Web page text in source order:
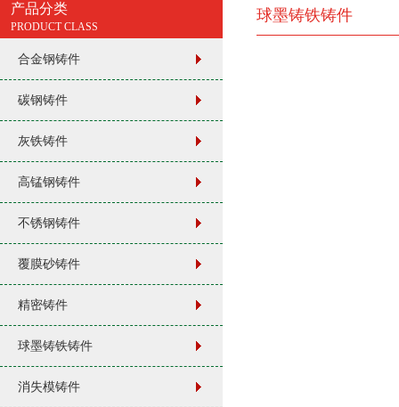
产品分类
PRODUCT CLASS
合金钢铸件
碳钢铸件
灰铁铸件
高锰钢铸件
不锈钢铸件
覆膜砂铸件
精密铸件
球墨铸铁铸件
消失模铸件
球墨铸铁铸件